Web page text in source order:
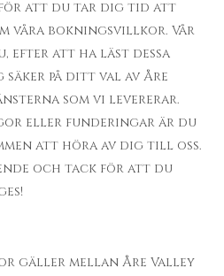
att du tar dig tid att
våra bokningsvillkor. Vår
efter att ha läst dessa
på ditt val av Åre
som vi levererar.
eller funderingar är du
att höra av dig till oss.
och tack för att du
gäller mellan Åre Valley